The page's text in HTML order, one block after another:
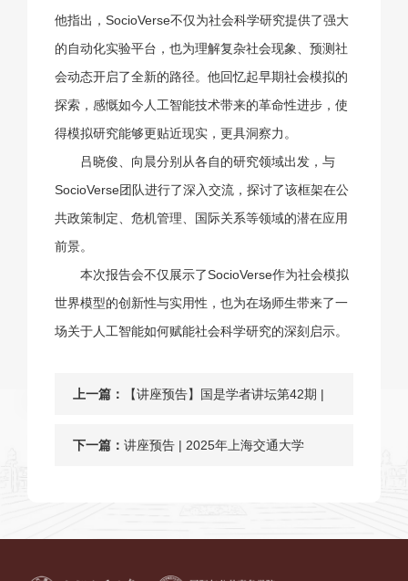
他指出，SocioVerse不仅为社会科学研究提供了强大
的自动化实验平台，也为理解复杂社会现象、预测社
会动态开启了全新的路径。他回忆起早期社会模拟的
探索，感慨如今人工智能技术带来的革命性进步，使
得模拟研究能够更贴近现实，更具洞察力。
吕晓俊、向晨分别从各自的研究领域出发，与
SocioVerse团队进行了深入交流，探讨了该框架在公
共政策制定、危机管理、国际关系等领域的潜在应用
前景。
本次报告会不仅展示了SocioVerse作为社会模拟
世界模型的创新性与实用性，也为在场师生带来了一
场关于人工智能如何赋能社会科学研究的深刻启示。
上一篇： 【讲座预告】国是学者讲坛第42期 |
人民民主溯源：概念生成轨迹与理论
下一篇： 讲座预告 | 2025年上海交通大学